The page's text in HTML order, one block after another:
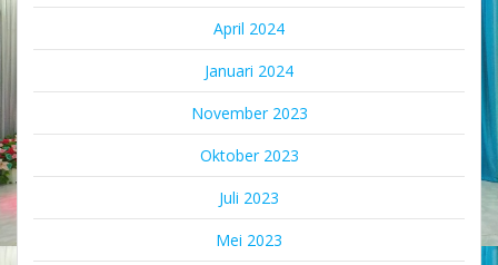
April 2024
Januari 2024
November 2023
Oktober 2023
Juli 2023
Mei 2023